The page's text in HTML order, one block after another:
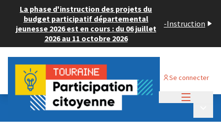
La phase d'instruction des projets du
budget participatif départemental
jeunesse 2026 est en cours : du 06 juillet
2026 au 11 octobre 2026
-Instruction
Se connecter
Budget Participatif JEUNESSE 2024
💡 Consulter les projets déposés